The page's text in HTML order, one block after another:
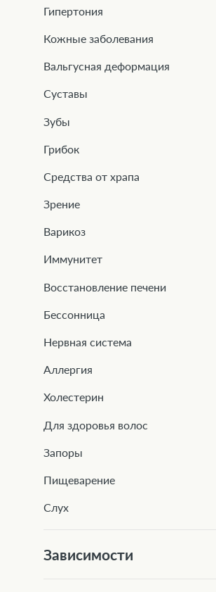
Гипертония
Кожные заболевания
Вальгусная деформация
Суставы
Зубы
Грибок
Средства от храпа
Зрение
Варикоз
Иммунитет
Восстановление печени
Бессонница
Нервная система
Аллергия
Холестерин
Для здоровья волос
Запоры
Пищеварение
Слух
Зависимости